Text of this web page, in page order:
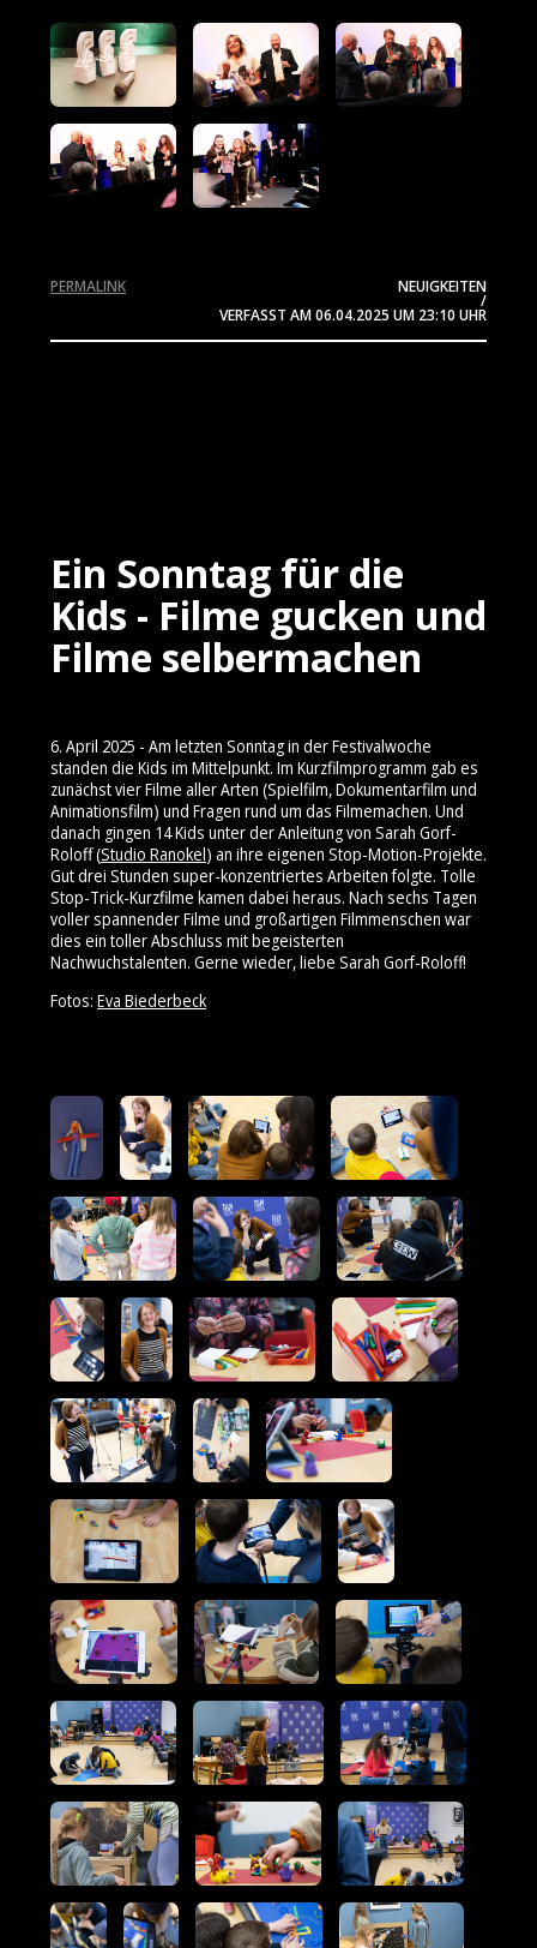
NEUIGKEITEN
/
VERFASST AM06.04.2025 UM 23:10 UHR
PERMALINK
Ein Sonntag für die
Kids - Filme gucken und
Filme selbermachen
6. April 2025 - Am letzten Sonntag in der Festivalwoche
standen die Kids im Mittelpunkt. Im Kurzfilmprogramm gab es
zunächst vier Filme aller Arten (Spielfilm, Dokumentarfilm und
Animationsfilm) und Fragen rund um das Filmemachen. Und
danach gingen 14 Kids unter der Anleitung von Sarah Gorf-
Roloff (Studio Ranokel) an ihre eigenen Stop-Motion-Projekte.
Gut drei Stunden super-konzentriertes Arbeiten folgte. Tolle
Stop-Trick-Kurzfilme kamen dabei heraus. Nach sechs Tagen
voller spannender Filme und großartigen Filmmenschen war
dies ein toller Abschluss mit begeisterten
Nachwuchstalenten. Gerne wieder, liebe Sarah Gorf-Roloff!
Fotos: Eva Biederbeck